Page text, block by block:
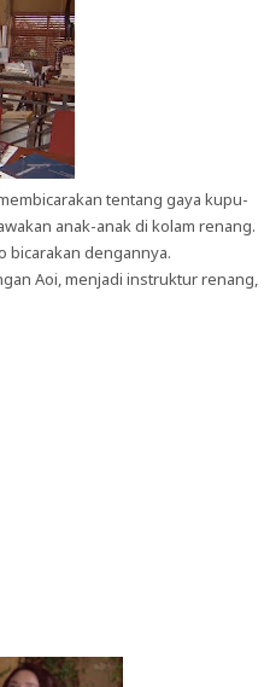
tentang gaya kupu-
anak-anak di kolam renang.
bicarakan dengannya.
Aoi, menjadi instruktur renang,